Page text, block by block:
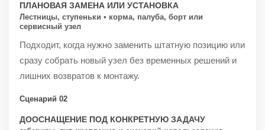
ПЛАНОВАЯ ЗАМЕНА ИЛИ УСТАНОВКА
Лестницы, ступеньки • корма, палуба, борт или
сервисный узел
Подходит, когда нужно заменить штатную позицию или
сразу собрать новый узел без временных решений и
лишних возвратов к монтажу.
Сценарий 02
ДООСНАЩЕНИЕ ПОД КОНКРЕТНУЮ ЗАДАЧУ